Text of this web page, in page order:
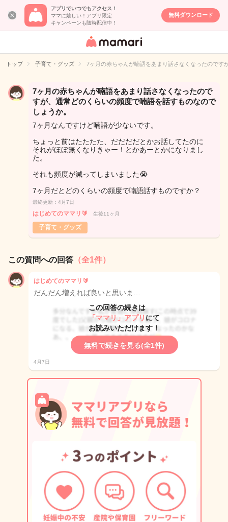
アプリでいつでもアクセス！
ママに嬉しい！アプリ限定
キャンペーンも随時配信中！
無料ダウンロード
女性専用匿名QA
イト
トップ 子育て・グッズ 7ヶ月の赤ちゃんが喃語をあまり話さなくなったので
7ヶ月の赤ちゃんが喃語をあまり話さなくなったので
すが、通常どのくらいの頻度で喃語を話すものなので
しょうか。
7ヶ月なんですけど喃語が少ないです。
ちょっと前はたたたた、だだだだとかお話してたのに
それがほぼ無くなりきゃー！とかあーとかになりまし
た。
それも頻度が減ってしまいました😭
7ヶ月だとどのくらいの頻度で喃語話すものですか？
最終更新：4月7日
はじめてのママリ🔰 生後11ヶ月
子育て・グッズ
この質問への回答 （全1件）
はじめてのママリ🔰
だんだん増えれば良いと思いま…
この回答の続きは
「ママリ」アプリ にて
お読みいただけます！
無料で続きを見る(全1件)
4月7日